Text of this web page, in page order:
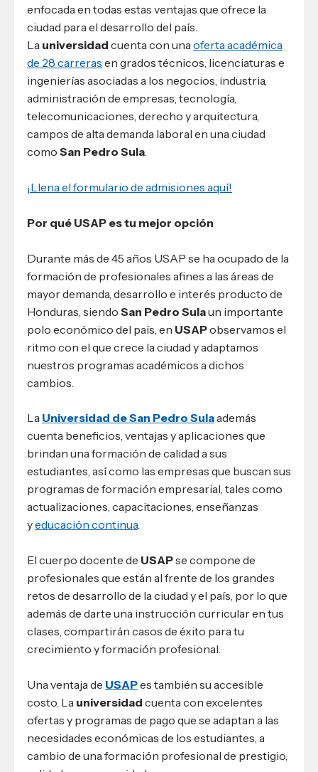
enfocada en todas estas ventajas que ofrece la
ciudad para el desarrollo del país.
La universidad cuenta con unaoferta académica
de 28 carreras en grados técnicos, licenciaturas e
ingenierías asociadas a los negocios, industria,
administración de empresas, tecnología,
telecomunicaciones, derecho y arquitectura,
campos de alta demanda laboral en una ciudad
como San Pedro Sula.
¡Llena el formulario de admisiones aquí!
Por qué USAP es tu mejor opción
Durante más de 45 años USAP se ha ocupado de la
formación de profesionales afines a las áreas de
mayor demanda, desarrollo e interés producto de
Honduras, siendo San Pedro Sulaun importante
polo económico del país, en USAPobservamos el
ritmo con el que crece la ciudad y adaptamos
nuestros programas académicos a dichos
cambios.
La Universidad de San Pedro Sulaademás
cuenta beneficios, ventajas y aplicaciones que
brindan una formación de calidad a sus
estudiantes, así como las empresas que buscan sus
programas de formación empresarial, tales como
actualizaciones, capacitaciones, enseñanzas
yeducación continua.
El cuerpo docente de USAPse compone de
profesionales que están al frente de los grandes
retos de desarrollo de la ciudad y el país, por lo que
además de darte una instrucción curricular en tus
clases, compartirán casos de éxito para tu
crecimiento y formación profesional.
Una ventaja de USAPes también su accesible
costo. La universidad cuenta con excelentes
ofertas y programas de pago que se adaptan a las
necesidades económicas de los estudiantes, a
cambio de una formación profesional de prestigio,